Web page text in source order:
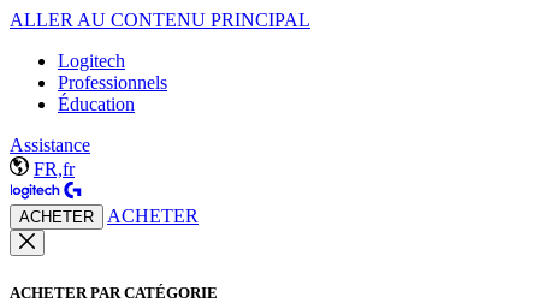
ALLER AU CONTENU PRINCIPAL
Logitech
Professionnels
Éducation
Assistance
FR,fr
ACHETER ACHETER
ACHETER PAR CATÉGORIE